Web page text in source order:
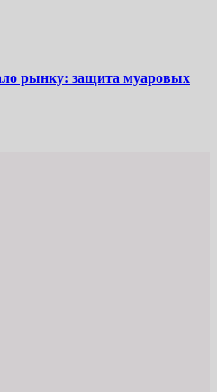
рынку: защита муаровых